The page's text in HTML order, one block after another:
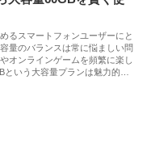
るスマートフォンユーザーにと
量のバランスは常に悩ましい問
オンラインゲームを頻繁に楽し
という大容量プランは魅力的…